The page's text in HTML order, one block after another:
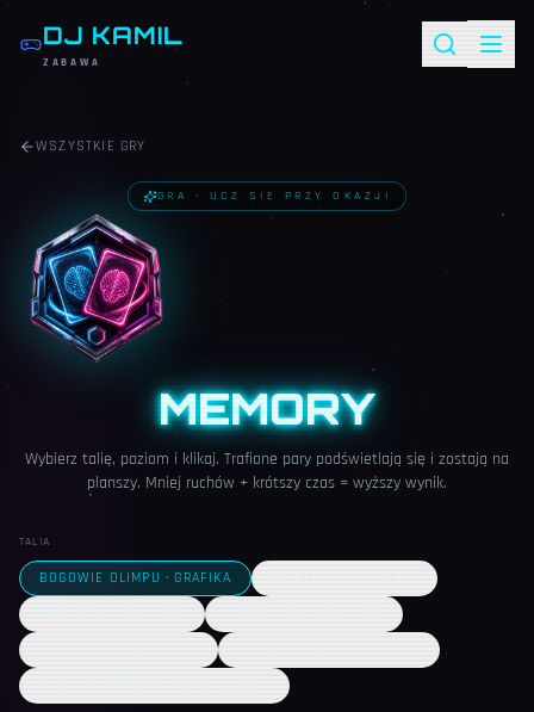
DJ KAMIL
ZABAWA
WSZYSTKIE GRY
GRA · UCZ SIĘ PRZY OKAZJI
MEMORY
Wybierz talię, poziom i klikaj. Trafione pary podświetlają się i zostają na
planszy. Mniej ruchów + krótszy czas = wyższy wynik.
TALIA
BOGOWIE OLIMPU · GRAFIKA